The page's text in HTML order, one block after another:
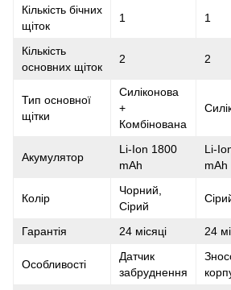
Кількість бічних
щіток
1 1
Кількість
основних щіток
2 2
Тип основної
щітки
Силіконова
+
Комбінована
Акумулятор
Li-Ion 1800
mAh
Li-
mAh
Колір
Чорний,
Сірий
Гарантія
24 місяці 24
Особливості
Датчик
забруднення